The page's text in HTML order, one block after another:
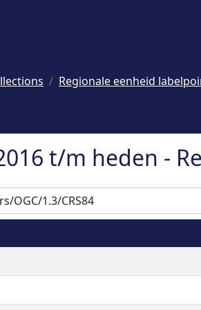
Regionale eenheid
t/m heden -